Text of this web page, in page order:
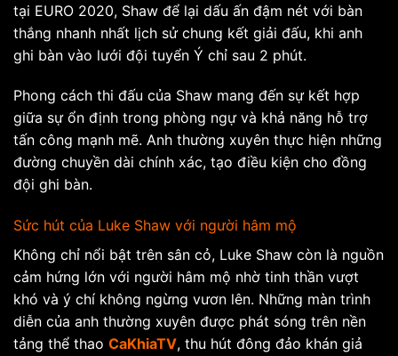
tại EURO 2020, Shaw để lại dấu ấn đậm nét với bàn
thắng nhanh nhất lịch sử chung kết giải đấu, khi anh
ghi bàn vào lưới đội tuyển Ý chỉ sau 2 phút.
Phong cách thi đấu của Shaw mang đến sự kết hợp
giữa sự ổn định trong phòng ngự và khả năng hỗ trợ
tấn công mạnh mẽ. Anh thường xuyên thực hiện những
đường chuyền dài chính xác, tạo điều kiện cho đồng
đội ghi bàn.
Sức hút của Luke Shaw với người hâm mộ
Không chỉ nổi bật trên sân cỏ, Luke Shaw còn là nguồn
cảm hứng lớn với người hâm mộ nhờ tinh thần vượt
khó và ý chí không ngừng vươn lên. Những màn trình
diễn của anh thường xuyên được phát sóng trên nền
tảng thể thao CaKhiaTV, thu hút đông đảo khán giả